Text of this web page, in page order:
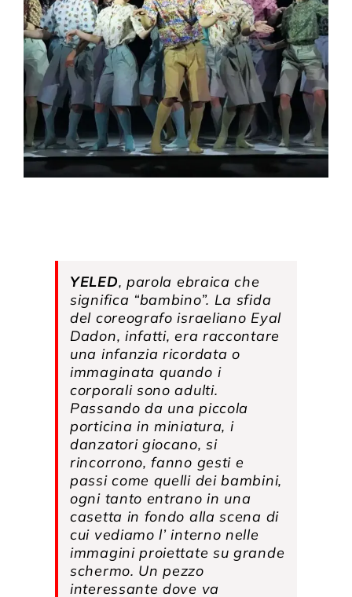
Compagnia
Sostienici
Calendario
YELED, parola ebraica che
significa “bambino”. La sfida
del coreografo israeliano Eyal
Dadon, infatti, era raccontare
una infanzia ricordata o
immaginata quando i
corporali sono adulti.
Passando da una piccola
porticina in miniatura, i
danzatori giocano, si
rincorrono, fanno gesti e
passi come quelli dei bambini,
ogni tanto entrano in una
casetta in fondo alla scena di
cui vediamo l’ interno nelle
immagini proiettate su grande
schermo. Un pezzo
interessante dove va